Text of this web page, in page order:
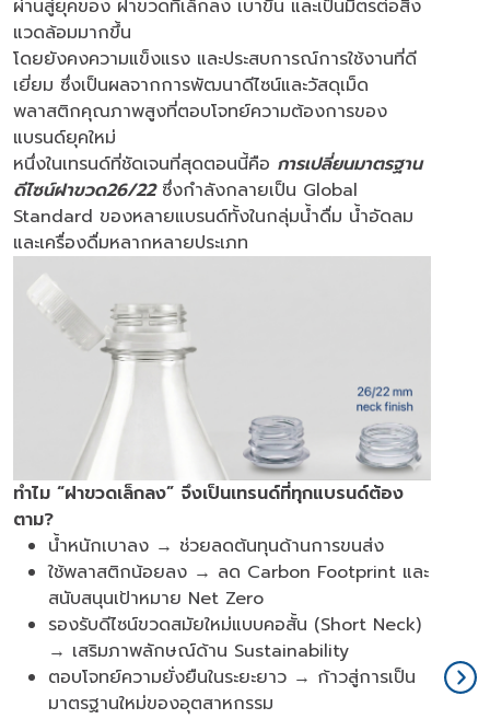
ผ่านสู่ยุคของ ฝาขวดที่เล็กลง เบาขึ้น และเป็นมิตรต่อสิ่ง
แวดล้อมมากขึ้น
โดยยังคงความแข็งแรง และประสบการณ์การใช้งานที่ดี
เยี่ยม ซึ่งเป็นผลจากการพัฒนาดีไซน์และวัสดุเม็ด
พลาสติกคุณภาพสูงที่ตอบโจทย์ความต้องการของ
แบรนด์ยุคใหม่
หนึ่งในเทรนด์ที่ชัดเจนที่สุดตอนนี้คือ การเปลี่ยนมาตรฐาน
ดีไซน์ฝาขวด26/22ซึ่งกำลังกลายเป็น Global
Standard ของหลายแบรนด์ทั้งในกลุ่มน้ำดื่ม น้ำอัดลม
และเครื่องดื่มหลากหลายประเภท
ทำไม “ฝาขวดเล็กลง” จึงเป็นเทรนด์ที่ทุกแบรนด์ต้อง
ตาม?
น้ำหนักเบาลง → ช่วยลดต้นทุนด้านการขนส่ง
ใช้พลาสติกน้อยลง → ลด Carbon Footprint และ
สนับสนุนเป้าหมาย Net Zero
รองรับดีไซน์ขวดสมัยใหม่แบบคอสั้น (Short Neck)
→ เสริมภาพลักษณ์ด้าน Sustainability
ตอบโจทย์ความยั่งยืนในระยะยาว → ก้าวสู่การเป็น
มาตรฐานใหม่ของอุตสาหกรรม